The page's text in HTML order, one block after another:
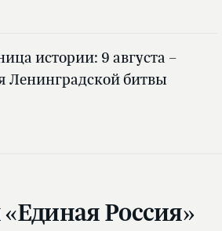
истории: 9 августа –
Ленинградской битвы
Россия»